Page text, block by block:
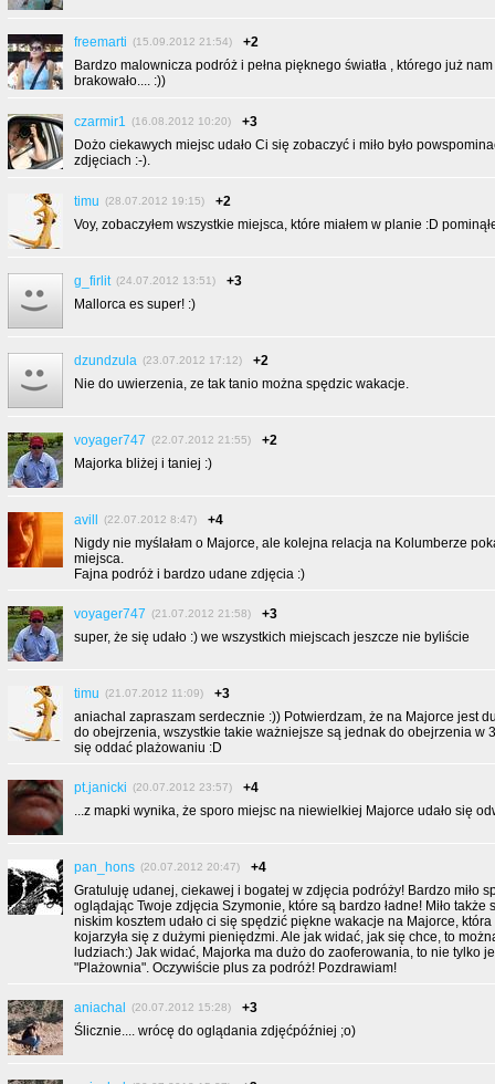
freemarti (15.09.2012 21:54)
+2
Bardzo malownicza podróż i pełna pięknego światła , którego już
brakowało.... :))
czarmir1 (16.08.2012 10:20)
+3
Dożo ciekawych miejsc udało Ci się zobaczyć i miło było
zdjęciach :-).
timu (28.07.2012 19:15)
+2
Voy, zobaczyłem wszystkie miejsca, które miałem w planie :D
g_firlit (24.07.2012 13:51)
+3
Mallorca es super! :)
dzundzula (23.07.2012 17:12)
+2
Nie do uwierzenia, ze tak tanio można spędzic wakacje.
voyager747 (22.07.2012 21:55)
+2
Majorka bliżej i taniej :)
avill (22.07.2012 8:47)
+4
Nigdy nie myślałam o Majorce, ale kolejna relacja na Kolumberze
miejsca.
Fajna podróż i bardzo udane zdjęcia :)
voyager747 (21.07.2012 21:58)
+3
super, że się udało :) we wszystkich miejscach jeszcze nie byliście
timu (21.07.2012 11:09)
+3
aniachal zapraszam serdecznie :)) Potwierdzam, że na Majorce jest
do obejrzenia, wszystkie takie ważniejsze są jednak do obejrzenia w
się oddać plażowaniu :D
pt.janicki (20.07.2012 23:57)
+4
...z mapki wynika, że sporo miejsc na niewielkiej Majorce udało się
pan_hons (20.07.2012 20:47)
+4
Gratuluję udanej, ciekawej i bogatej w zdjęcia podróży! Bardzo miło
oglądając Twoje zdjęcia Szymonie, które są bardzo ładne! Miło także
niskim kosztem udało ci się spędzić piękne wakacje na Majorce,
kojarzyła się z dużymi pieniędzmi. Ale jak widać, jak się chce, to
ludziach:) Jak widać, Majorka ma dużo do zaoferowania, to nie tylko
"Plażownia". Oczywiście plus za podróż! Pozdrawiam!
aniachal (20.07.2012 15:28)
+3
Ślicznie.... wrócę do oglądania zdjęćpóźniej ;o)